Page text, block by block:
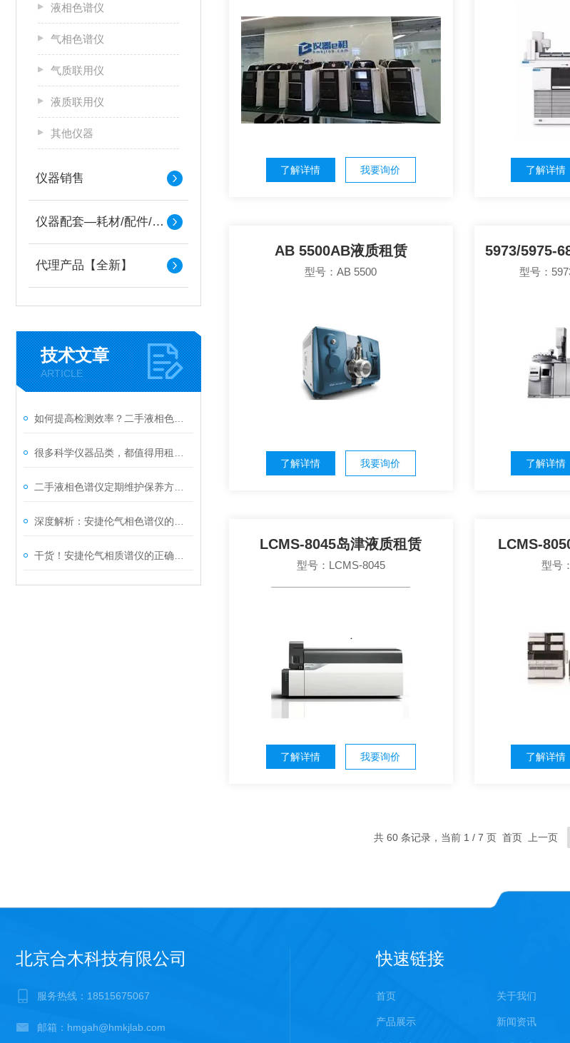
液相色谱仪
气相色谱仪
气质联用仪
液质联用仪
其他仪器
仪器销售
仪器配套—耗材/配件/备件
代理产品【全新】
技术文章
ARTICLE
了解详情 我要询价 了解详情
AB 5500AB液质租赁
型号：AB 5500
了解详情 我要询价
型号：
了解详情
LCMS-8045岛津液质租赁
型号：LCMS-8045
了解详情 我要询价
LCMS-
型号
了解详情
共 60 条记录，当前 1 / 7 页 首页 上一页
北京合木科技有限公司
服务热线：18515675067
邮箱：hmgah@hmkjlab.com
快速链接
首页 关于我们
产品展示 新闻资讯